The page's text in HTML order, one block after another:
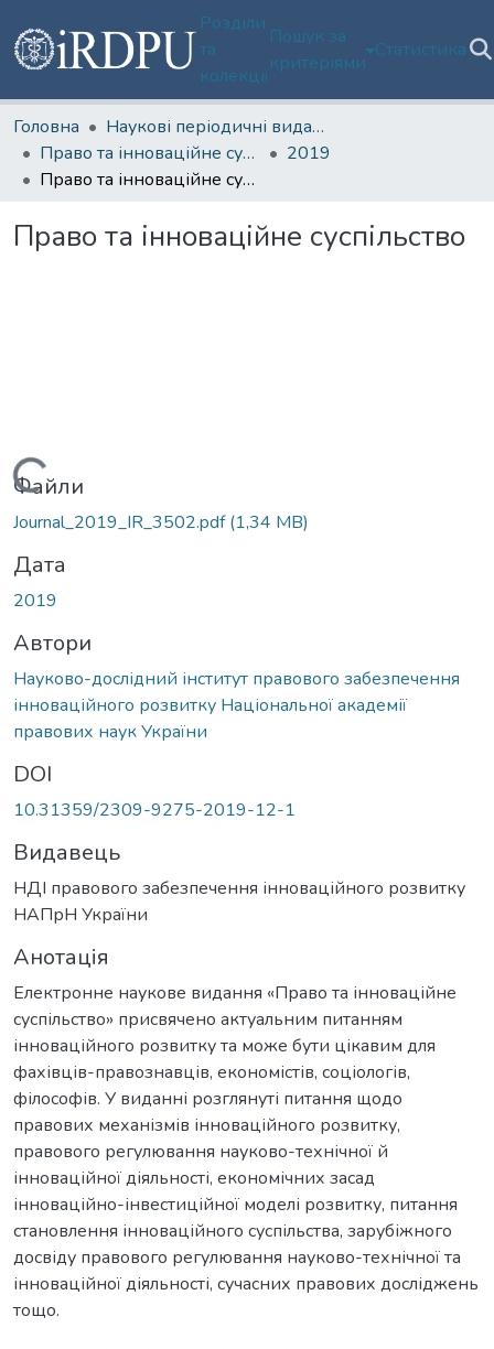
Розділи
та
колекції
Пошук за
критеріями
Статистика
Головна
Наукові періодичні видання
Право та інноваційне суспільство
2019
Право та інноваційне суспільство
Право та інноваційне суспільство
Вантажиться...
Файли
Journal_2019_IR_3502.pdf(1,34 MB)
Дата
2019
Автори
Науково-дослідний інститут правового забезпечення
інноваційного розвитку Національної академії
правових наук України
DOI
10.31359/2309-9275-2019-12-1
Видавець
НДІ правового забезпечення інноваційного розвитку
НАПрН України
Анотація
Електронне наукове видання «Право та інноваційне
суспільство» присвячено актуальним питанням
інноваційного розвитку та може бути цікавим для
фахівців-правознавців, економістів, соціологів,
філософів. У виданні розглянуті питання щодо
правових механізмів інноваційного розвитку,
правового регулювання науково-технічної й
інноваційної діяльності, економічних засад
інноваційно-інвестиційної моделі розвитку, питання
становлення інноваційного суспільства, зарубіжного
досвіду правового регулювання науково-технічної та
інноваційної діяльності, сучасних правових досліджень